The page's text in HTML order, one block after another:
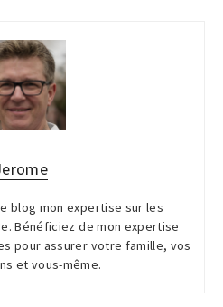
blog mon expertise sur les
Bénéficiez de mon expertise
pour assurer votre famille, vos
et vous-même.